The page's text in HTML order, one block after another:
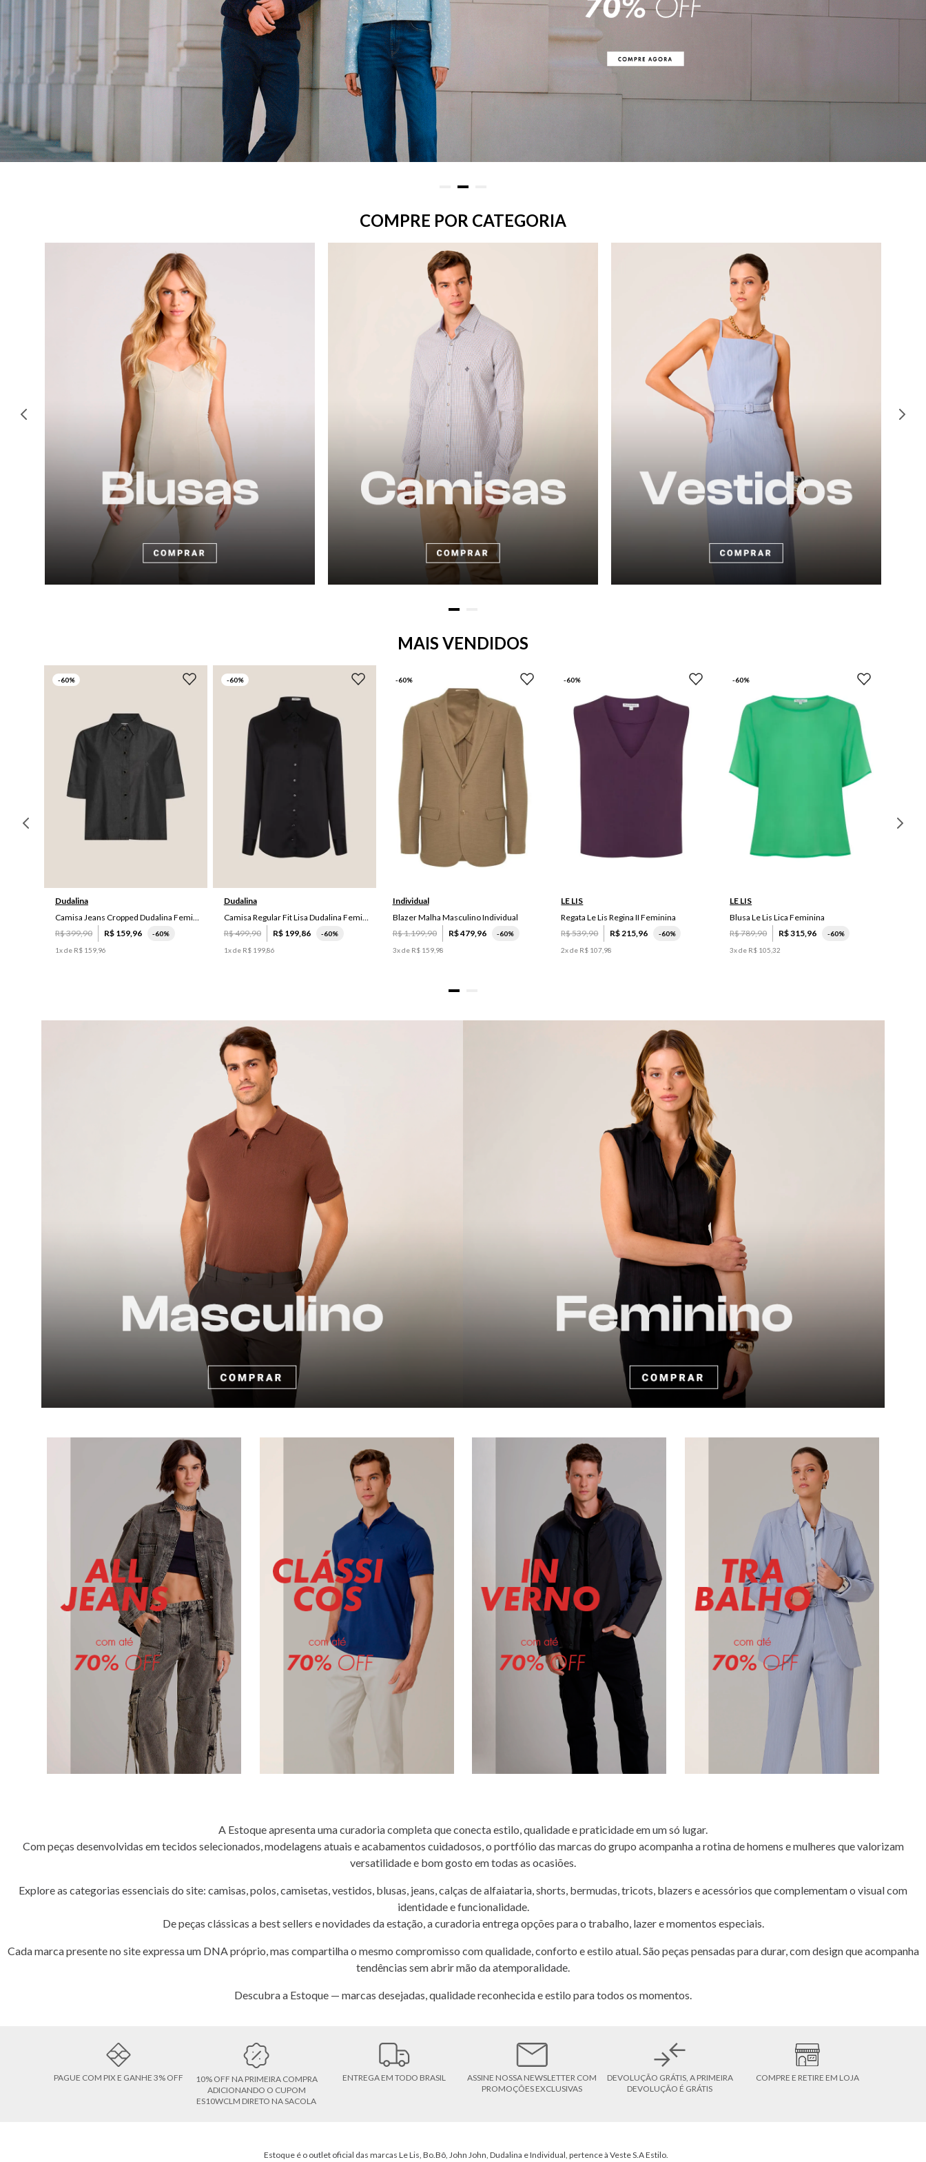
COMPRE POR CATEGORIA
MAIS VENDIDOS
-60%
Dudalina
Camisa Jeans Cropped Dudalina Feminina
R$399,90 R$ 159,96 -60%
1x de R$ 159,96
-60%
Dudalina
Camisa Regular Fit Lisa Dudalina Feminina
R$499,90 R$ 199,86 -60%
1x de R$ 199,86
-60%
Individual
Blazer Malha Masculino Individual
R$1.199,90 R$479,96 -60%
3x de R$ 159,98
-60%
38
44
LE LIS
Regata Le Lis Regina II Feminina
R$539,90 R$215,96 -60%
2x de R$ 107,98
-60%
36
42
LE LIS
Blusa Le Lis Lica Feminina
R$789,90 R$315,96 -60%
3x de R$ 105,32
A Estoque apresenta uma curadoria completa que conecta estilo, qualidade e praticidade em um só lugar.
Com peças desenvolvidas em tecidos selecionados, modelagens atuais e acabamentos cuidadosos, o portfólio das marcas do grupo acompanha a rotina de homens e mulheres que valorizam
versatilidade e bom gosto em todas as ocasiões.
Explore as categorias essenciais do site: camisas, polos, camisetas, vestidos, blusas, jeans, calças de alfaiataria, shorts, bermudas, tricots, blazers e acessórios que complementam o visual com
identidade e funcionalidade.
De peças clássicas a best sellers e novidades da estação, a curadoria entrega opções para o trabalho, lazer e momentos especiais.
Cada marca presente no site expressa um DNA próprio, mas compartilha o mesmo compromisso com qualidade, conforto e estilo atual. São peças pensadas para durar, com design que acompanha
tendências sem abrir mão da atemporalidade.
Descubra a Estoque — marcas desejadas, qualidade reconhecida e estilo para todos os momentos.
PAGUE COM PIX E GANHE 3% OFF
10% OFF NA PRIMEIRA COMPRA
ADICIONANDO O CUPOM
ES10WCLM DIRETO NA SACOLA
ENTREGA EM TODO BRASIL
ASSINE NOSSA NEWSLETTER COM
PROMOÇÕES EXCLUSIVAS
DEVOLUÇÃO GRÁTIS, A PRIMEIRA
DEVOLUÇÃO É GRÁTIS
COMPRE E RETIRE EM LOJA
Estoque é o outlet oficial das marcas Le Lis, Bo.Bô, John John, Dudalina e Individual, pertence à Veste S.A Estilo.